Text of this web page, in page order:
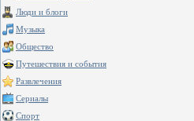
Люди и блоги
Музыка
Общество
Путешествия и события
Развлечения
Сериалы
Спорт